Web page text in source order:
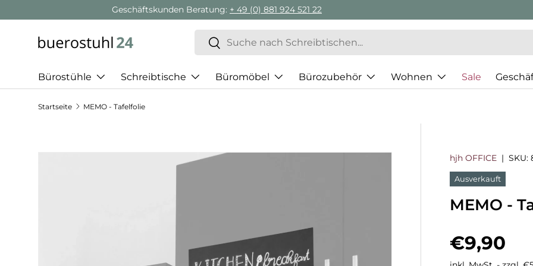
Direkt zum Inhalt
Geschäftskunden Beratung:+ 49 (0) 881 924 521 22
Suchen
Suchen
Bürostühle Schreibtische Büromöbel Bürozubehör Wohnen Sale
Startseite MEMO - Tafelfolie
hjh OFFICE |SKU:
Ausverkauft
MEMO -
€9,90